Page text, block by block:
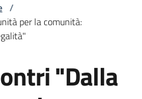
/
per la comunità:
"Dalla